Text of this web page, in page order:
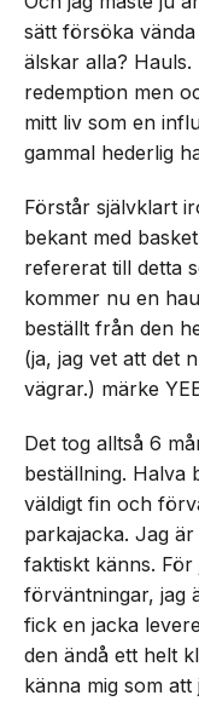
sätt försöka
älskar alla?
redemption men
mitt liv som en
gammal hederlig
Förstår självklart
bekant med
refererat till detta
kommer nu en
beställt från den
(ja, jag vet att det
vägrar.) märke
Det tog alltså 6
beställning. Halva
väldigt fin och
parkajacka. Jag
faktiskt känns. För
förväntningar, jag
fick en jacka
den ändå ett helt
känna mig som